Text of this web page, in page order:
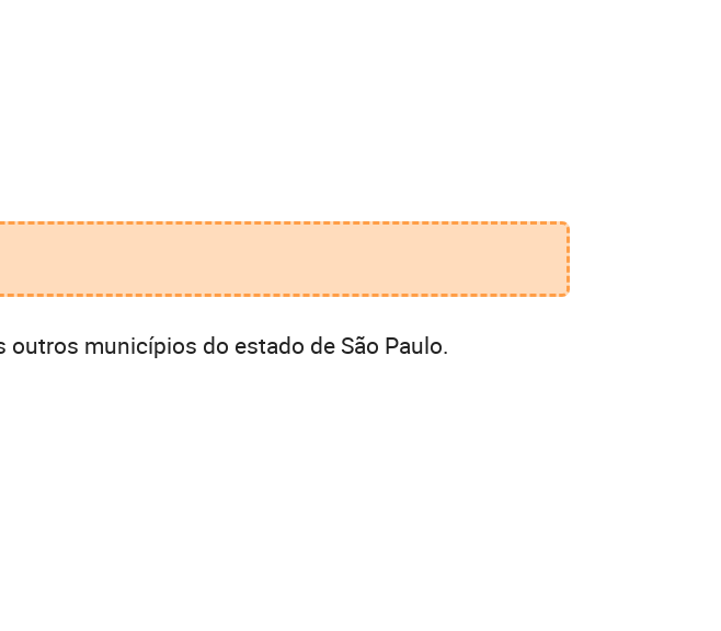
municípios do estado de São Paulo.